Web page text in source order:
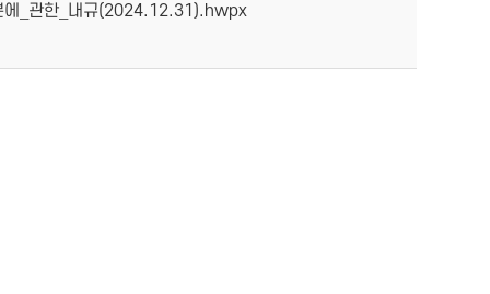
에_관한_내규(2024.12.31).hwpx